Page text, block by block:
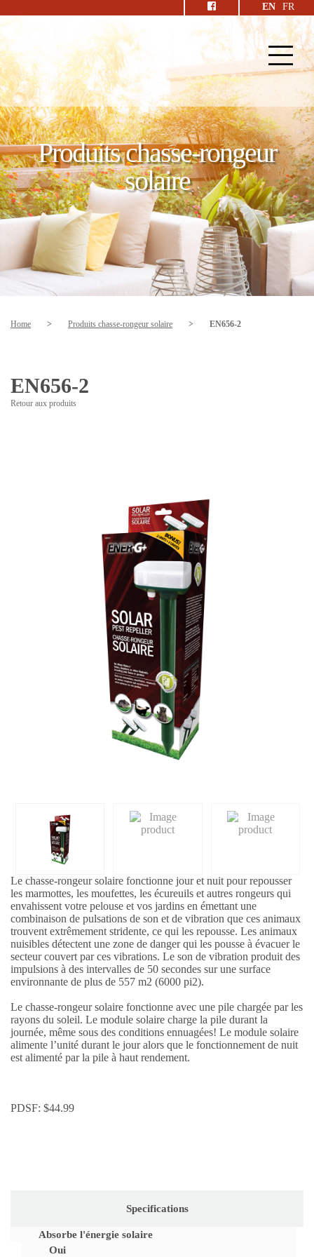
EN FR
Produits chasse-rongeur
solaire
Home > Produits chasse-rongeur solaire > EN656-2
EN656-2
Retour aux produits
Le chasse-rongeur solaire fonctionne jour et nuit pour repousser
les marmottes, les moufettes, les écureuils et autres rongeurs qui
envahissent votre pelouse et vos jardins en émettant une
combinaison de pulsations de son et de vibration que ces animaux
trouvent extrêmement stridente, ce qui les repousse. Les animaux
nuisibles détectent une zone de danger qui les pousse à évacuer le
secteur couvert par ces vibrations. Le son de vibration produit des
impulsions à des intervalles de 50 secondes sur une surface
environnante de plus de 557 m2 (6000 pi2).
Le chasse-rongeur solaire fonctionne avec une pile chargée par les
rayons du soleil. Le module solaire charge la pile durant la
journée, même sous des conditions ennuagées! Le module solaire
alimente l’unité durant le jour alors que le fonctionnement de nuit
est alimenté par la pile à haut rendement.
PDSF: $44.99
Specifications
Absorbe l'énergie solaire
Oui